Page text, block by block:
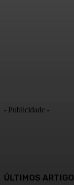
- Publicidade -
ÚLTIMOS